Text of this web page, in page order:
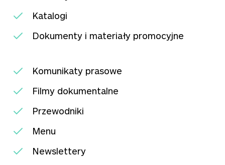
Katalogi
Dokumenty i materiały promocyjne
Komunikaty prasowe
Filmy dokumentalne
Przewodniki
Menu
Newslettery